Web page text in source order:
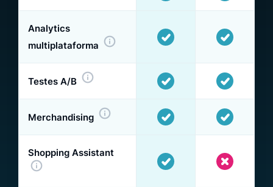
Analytics
multiplataforma
Testes A/B
Merchandising
Shopping Assistant